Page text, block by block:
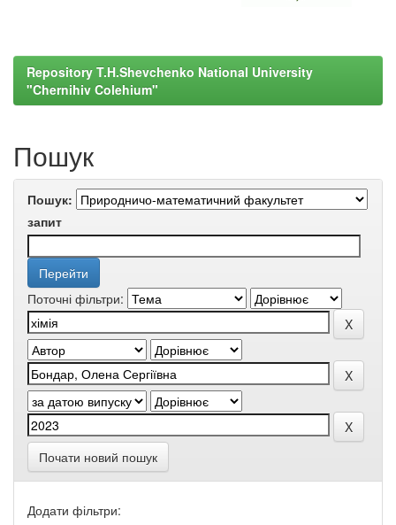
Repository T.H.Shevchenko National University
"Chernihiv Colehium"
Пошук
Пошук:
запит
Поточні фільтри:
Почати новий пошук
Додати фільтри: